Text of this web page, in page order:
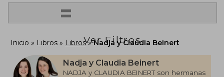
=
Ver Filtros
Inicio Libros Libros Nadja y Claudia Beinert
Nadja y Claudia Beinert
NADJA y CLAUDIA BEINERT son hermanas